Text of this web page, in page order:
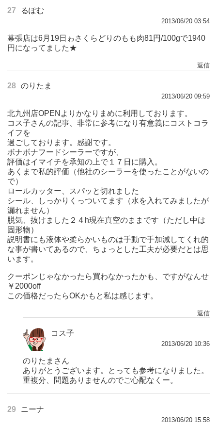
27 るぽむ
2013/06/20 03:54
幕張店は6月19日ゎさくらどりのもも肉81円/100gで1940
円になってました★
返信
28 のりたま
2013/06/20 09:59
北九州店OPENよりかなりまめに利用しております。
コス子さんの記事、非常に参考になり有意義にコストコラ
イフを
過ごしております。感謝です。
ボナボナフードシーラーですが、
評価はイマイチを承知の上で１７日に購入。
あくまで私的評価（他社のシーラーを使ったことがないの
で）
ロールカッター、スパッと切れました
シール、しっかりくっついてます（水を入れてみましたが
漏れません）
脱気、抜けました２４h現在真空のままです（ただし中は
固形物）
説明書にも液体や柔らかいものは手動で手加減してくれ的
な事が書いてあるので、ちょっとした工夫が必要だとは思
います。
クーポンじゃなかったら買わなかったかも、ですがなんせ
￥2000off
この価格だったらOKかもと私は感じます。
返信
コス子
2013/06/20 10:36
のりたまさん
ありがとうございます。とっても参考になりました。
重複分、問題ありませんのでご心配なくー。
29 ニーナ
2013/06/20 15:58